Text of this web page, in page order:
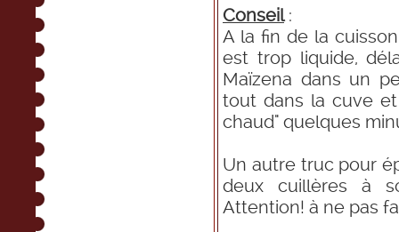
Conseil:
A la fin de la
est trop liquide,
Maïzena dans un
tout dans la cuve
chaud" quelques
Un autre truc pour
deux cuillères à
Attention! à ne pas